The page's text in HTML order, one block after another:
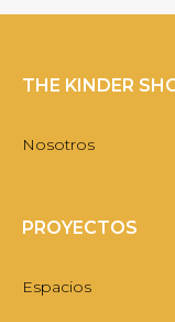
THE KINDER
Nosotros
PROYECTOS
Espacios